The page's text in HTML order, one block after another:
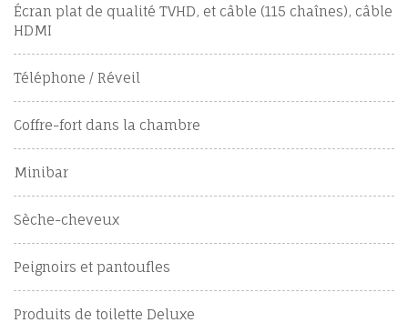
Écran plat de qualité TVHD, et câble (115 chaînes), câble
HDMI
Téléphone / Réveil
Coffre-fort dans la chambre
Minibar
Sèche-cheveux
Peignoirs et pantoufles
Produits de toilette Deluxe